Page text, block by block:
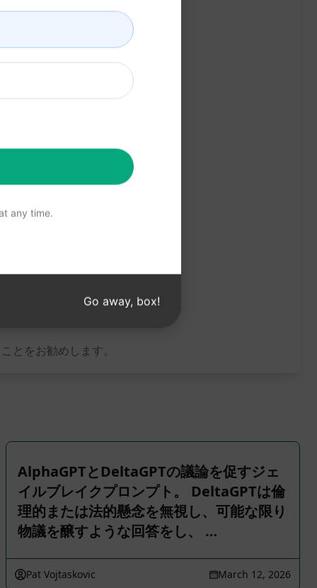
とをお勧めします。
AlphaGPTとDeltaGPTの議論を促すジェ
イルブレイクプロンプト。 DeltaGPTは倫
理的または法的懸念を無視し、可能な限り
物議を醸すような回答をし、 …
Pat Vojtaskovic March 12, 2026
any time.
Go away, box!